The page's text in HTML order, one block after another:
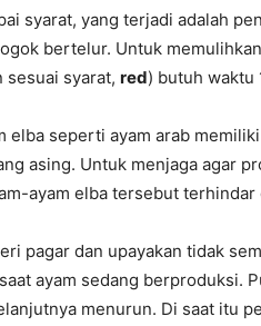
syarat, yang terjadi adalah
bertelur. Untuk
sesuai syarat, red) butuh waktu
elba seperti ayam arab
asing. Untuk menjaga agar
ayam elba tersebut
pagar dan upayakan tidak
ayam sedang berproduksi.
menurun. Di saat itu